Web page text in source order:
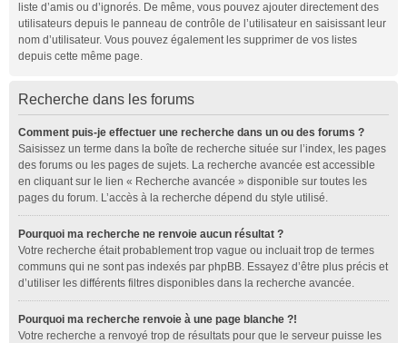
liste d’amis ou d’ignorés. De même, vous pouvez ajouter directement des
utilisateurs depuis le panneau de contrôle de l’utilisateur en saisissant leur
nom d’utilisateur. Vous pouvez également les supprimer de vos listes
depuis cette même page.
Recherche dans les forums
Comment puis-je effectuer une recherche dans un ou des forums ?
Saisissez un terme dans la boîte de recherche située sur l’index, les pages
des forums ou les pages de sujets. La recherche avancée est accessible
en cliquant sur le lien « Recherche avancée » disponible sur toutes les
pages du forum. L’accès à la recherche dépend du style utilisé.
Pourquoi ma recherche ne renvoie aucun résultat ?
Votre recherche était probablement trop vague ou incluait trop de termes
communs qui ne sont pas indexés par phpBB. Essayez d’être plus précis et
d’utiliser les différents filtres disponibles dans la recherche avancée.
Pourquoi ma recherche renvoie à une page blanche ?!
Votre recherche a renvoyé trop de résultats pour que le serveur puisse les